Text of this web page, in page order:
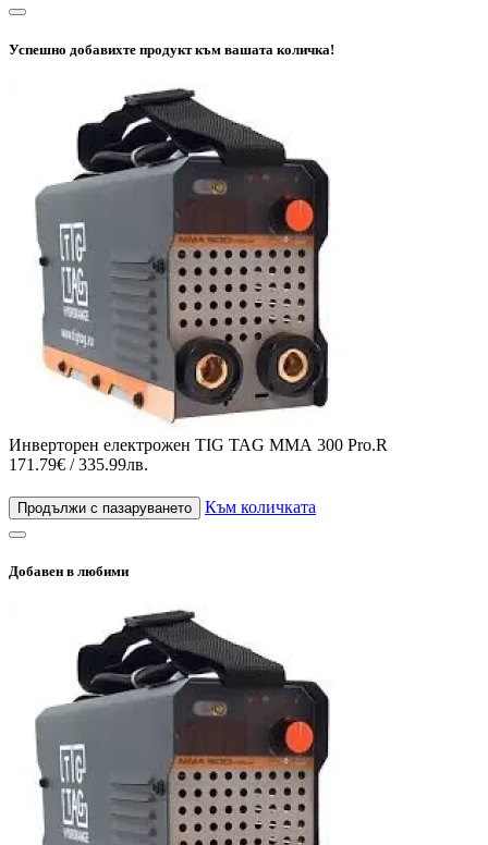
Успешно добавихте продукт към вашата количка!
Инверторен електрожен TIG TAG ММА 300 Pro.R
171.79€ / 335.99лв.
Продължи с пазаруването Към количката
Добавен в любими